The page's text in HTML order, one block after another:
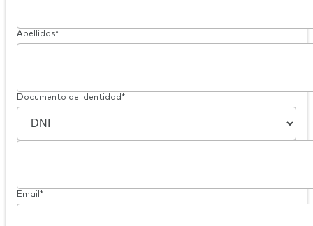
Apellidos*
Documento de Identidad*
Email*